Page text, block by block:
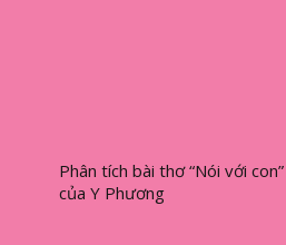
Phân tích bài thơ “Nói với con”
của Y Phương